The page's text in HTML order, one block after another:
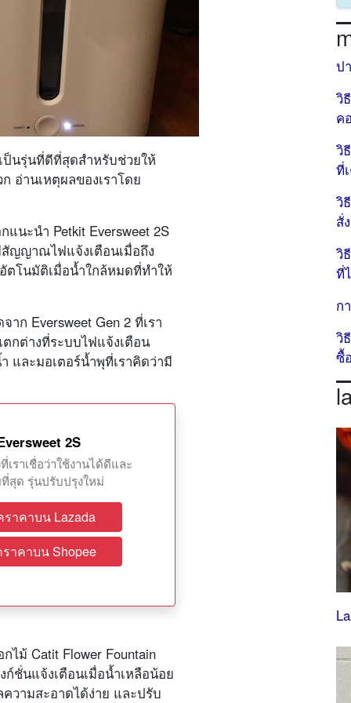
ป็นรุ่นที่ดีที่สุดสำหรับช่วยให้
อ่านเหตุผลของเราโดย
นะนำ Petkit Eversweet 2S
ญญาณไฟแจ้งเตือนเมื่อถึง
ตโนมัติเมื่อน้ำใกล้หมดที่ทำให้
าก Eversweet Gen 2 ที่เรา
กต่างที่ระบบไฟแจ้งเตือน
และมอเตอร์น้ำพุที่เราคิดว่ามี
2S
เราเชื่อว่าใช้งานได้ดีและ
สุด รุ่นปรับปรุงใหม่
ราคาบน Lazada
ราคาบน Shopee
ม้ Catit Flower Fountain
ชั่นแจ้งเตือนเมื่อน้ำเหลือน้อย
วามสะอาดได้ง่าย และปรับ
ป
วิ
ค
วิ
ที่
วิ
สั่
วิ
ที่
ก
วิ
ซื้